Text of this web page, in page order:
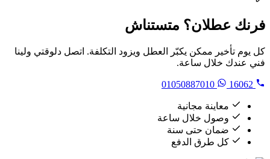
فرنك عطلان؟ متستناش
كل يوم تأخير ممكن يكبّر العطل ويزود التكلفة. اتصل دلوقتي ولينا
فني عندك خلال ساعة.
16062
01050887010
معاينة مجانية
وصول خلال ساعة
ضمان حتى سنة
كل طرق الدفع